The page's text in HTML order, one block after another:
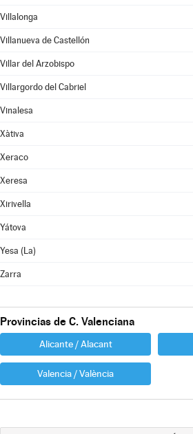
Villalonga
Villanueva de Castellón
Villar del Arzobispo
Villargordo del Cabriel
Vinalesa
Xàtiva
Xeraco
Xeresa
Xirivella
Yátova
Yesa (La)
Zarra
Provincias de C. Valenciana
Alicante / Alacant
Valencia / València